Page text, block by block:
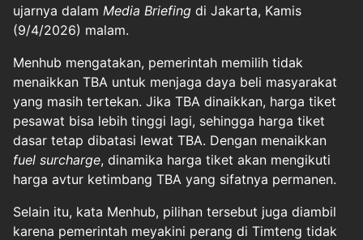
ujarnya dalam Media Briefing di Jakarta, Kamis
(9/4/2026) malam.
Menhub mengatakan, pemerintah memilih tidak
menaikkan TBA untuk menjaga daya beli masyarakat
yang masih tertekan. Jika TBA dinaikkan, harga tiket
pesawat bisa lebih tinggi lagi, sehingga harga tiket
dasar tetap dibatasi lewat TBA. Dengan menaikkan
fuel surcharge, dinamika harga tiket akan mengikuti
harga avtur ketimbang TBA yang sifatnya permanen.
Selain itu, kata Menhub, pilihan tersebut juga diambil
karena pemerintah meyakini perang di Timteng tidak